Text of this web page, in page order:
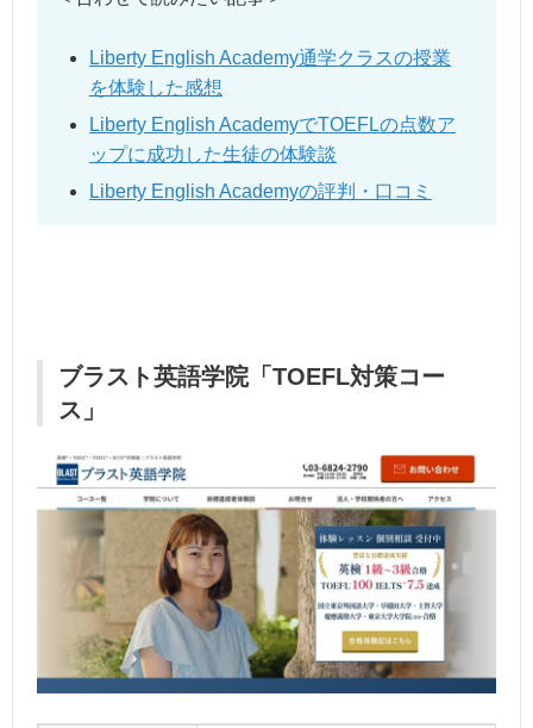
Liberty English Academy通学クラスの授業
を体験した感想
Liberty English AcademyでTOEFLの点数ア
ップに成功した生徒の体験談
Liberty English Academyの評判・口コミ
ブラスト英語学院「TOEFL対策コー
ス」